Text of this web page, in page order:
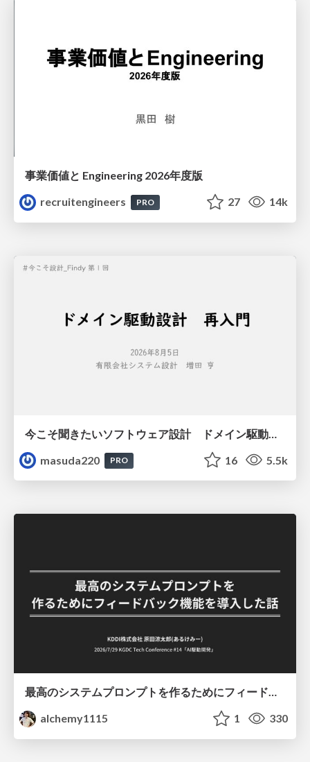
事業価値と Engineering 2026年度版
recruitengineers
PRO 27 14k
masuda220
PRO 16 5.5k
最高のシステムプロンプトを作るためにフィードバック機能を導入した話
alchemy1115
1 330